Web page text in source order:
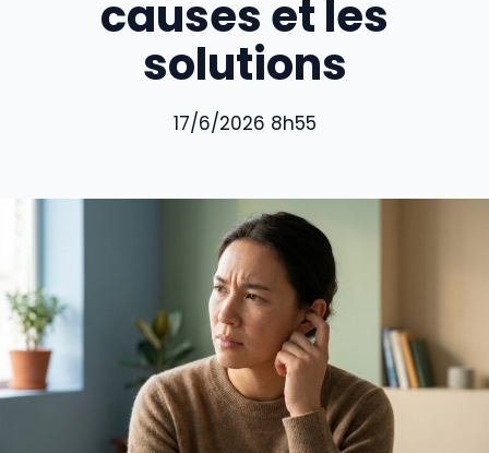
causes et les
solutions
17/6/2026 8h55